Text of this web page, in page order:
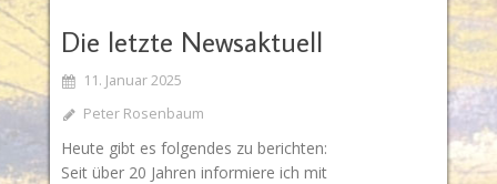
Die letzte Newsaktuell
11. Januar 2025
Peter Rosenbaum
Heute gibt es folgendes zu berichten:
Seit über 20 Jahren informiere ich mit